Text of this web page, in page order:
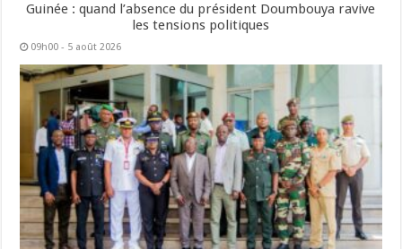
Guinée : quand l’absence du président Doumbouya ravive
les tensions politiques
09h00 - 5 août 2026